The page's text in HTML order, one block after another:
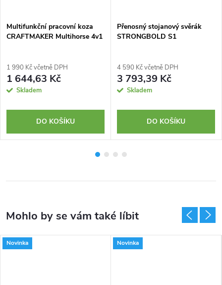
Multifunkční pracovní koza
CRAFTMAKER Multihorse 4v1
1 990 Kč včetně DPH
1 644,63 Kč
Skladem
DO KOŠÍKU
Přenosný stojanový svěrák
STRONGBOLD S1
4 590 Kč včetně DPH
3 793,39 Kč
Skladem
DO KOŠÍKU
Novinka Novinka